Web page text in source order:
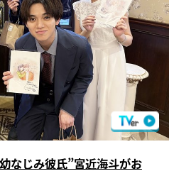
なじみ彼氏”宮近海斗がお